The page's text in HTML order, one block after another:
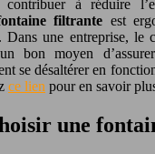
à réduire
filtrante est
Dans une entreprise, le
un bon moyen
se désaltérer en
ce lien pour en savoir
une